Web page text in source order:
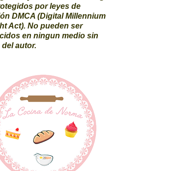
por leyes de
DMCA (Digital Millennium
Act). No pueden ser
en ningun medio sin
autor.